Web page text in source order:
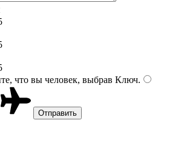
что вы человек, выбрав Ключ.